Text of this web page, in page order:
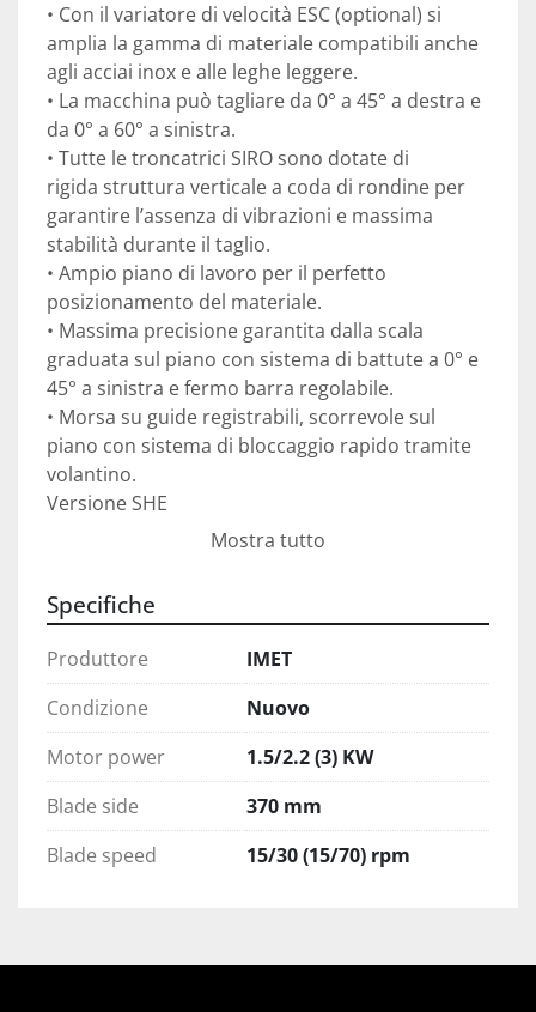
• Con il variatore di velocità ESC (optional) si
amplia la gamma di materiale compatibili anche
agli acciai inox e alle leghe leggere.
• La macchina può tagliare da 0° a 45° a destra e
da 0° a 60° a sinistra.
• Tutte le troncatrici SIRO sono dotate di
rigida struttura verticale a coda di rondine per
garantire l’assenza di vibrazioni e massima
stabilità durante il taglio.
• Ampio piano di lavoro per il perfetto
posizionamento del materiale.
• Massima precisione garantita dalla scala
graduata sul piano con sistema di battute a 0° e
45° a sinistra e fermo barra regolabile.
• Morsa su guide registrabili, scorrevole sul
piano con sistema di bloccaggio rapido tramite
volantino.
Versione SHE
• Pannello di controllo per gestire tutti i
della testa per avvicinamento rapido e
memorizzazione del punto di inizio e fine taglio
Mostra tutto
Specifiche
Produttore
IMET
Condizione
Nuovo
Motor power
1.5/2.2 (3) KW
Blade side
370 mm
Blade speed
15/30 (15/70) rpm